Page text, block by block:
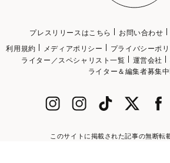
プレスリリースはこちら お問い合わせ
利用規約
メディアポリシー プライバシーポ
ライター／スペシャリスト一覧
運営会社
ライター＆編集者募集
このサイトに掲載された記事の無断転